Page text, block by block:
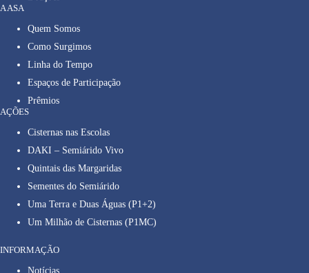
A ASA
Quem Somos
Como Surgimos
Linha do Tempo
Espaços de Participação
Prêmios
AÇÕES
Cisternas nas Escolas
DAKI – Semiárido Vivo
Quintais das Margaridas
Sementes do Semiárido
Uma Terra e Duas Águas (P1+2)
Um Milhão de Cisternas (P1MC)
INFORMAÇÃO
Notícias